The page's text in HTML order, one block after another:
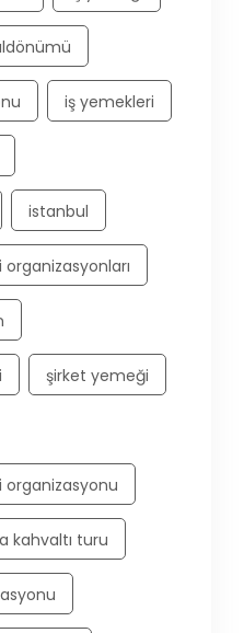
iş yemekleri
istanbul
şirket yemeği
kahvaltı turu